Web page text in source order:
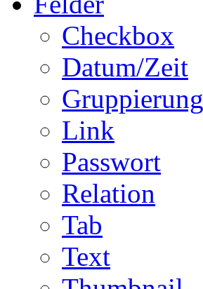
Checkbox
Datum/Zeit
Gruppierung
Link
Passwort
Relation
Tab
Text